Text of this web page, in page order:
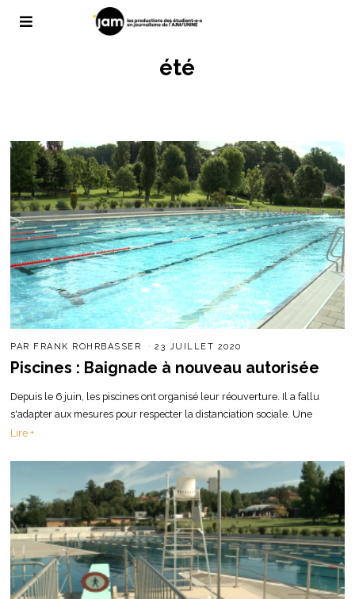
été
PAR FRANK ROHRBASSER 23 JUILLET 2020
Piscines : Baignade à nouveau autorisée
Depuis le 6 juin, les piscines ont organisé leur réouverture. Il a fallu
s'adapter aux mesures pour respecter la distanciation sociale. Une
Lire +